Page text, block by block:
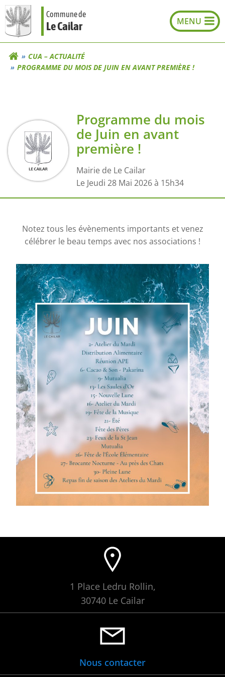
Aller
au
contenu
Commune de
Le Cailar
CUA – ACTUALITÉ
PROGRAMME DU MOIS DE JUIN EN AVANT PREMIÈRE !
Programme du mois
de Juin en avant
première !
Mairie de Le Cailar
Le Jeudi 28 Mai 2026 à 15h34
Notez tous les évènements importants et venez
célébrer le beau temps avec nos associations !
1 Place Ledru Rollin,
30740 Le Cailar
Nous contacter